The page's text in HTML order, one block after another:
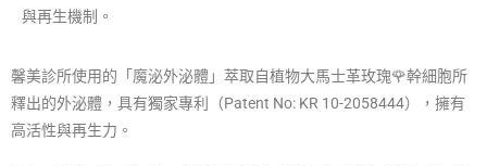
與再生機制。
馨美診所使用的「魔泌外泌體」萃取自植物大馬士革玫瑰🌹幹細胞所
釋出的外泌體，具有獨家專利（Patent No: KR 10-2058444），擁有
高活性與再生力。